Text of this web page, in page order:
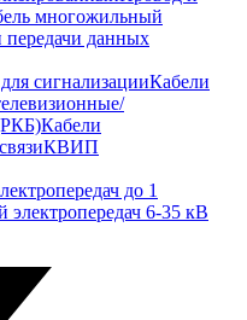
многожильный
передачи данных
сигнализацииКабели
Кабели
КВИП
до 1
6-35 кВ